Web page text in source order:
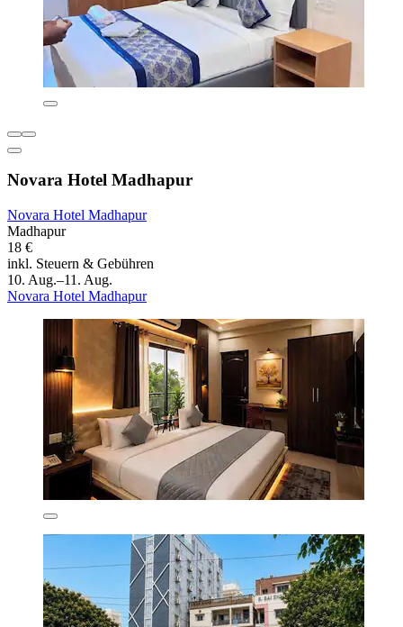
Novara Hotel Madhapur
Novara Hotel Madhapur
Madhapur
18 €
inkl. Steuern & Gebühren
10. Aug.–11. Aug.
Novara Hotel Madhapur